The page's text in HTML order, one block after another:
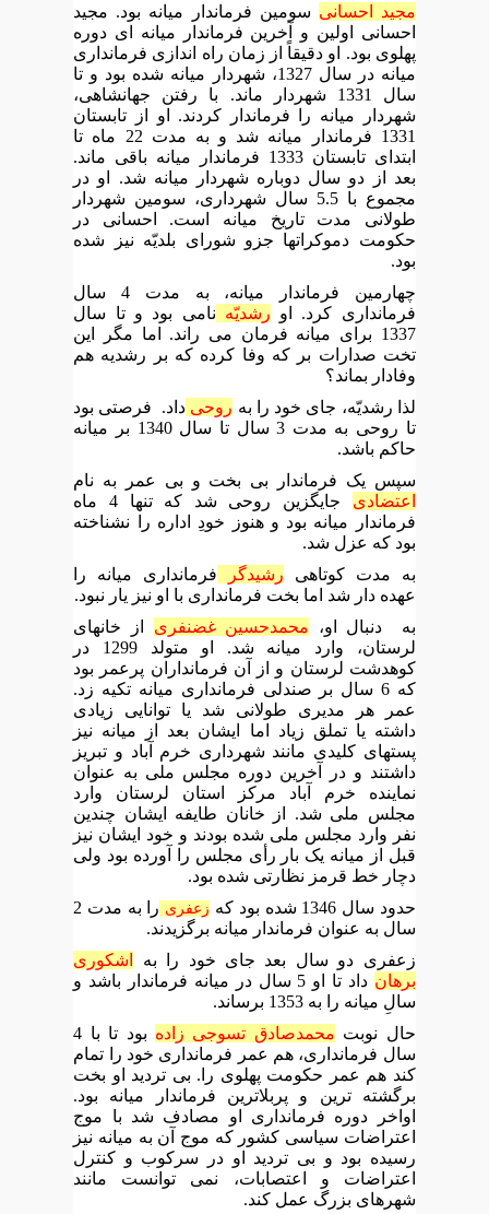
مجید احسانی سومین فرماندار میانه بود. مجید
احسانی اولین و آخرین فرماندار میانه ای دوره
پهلوی بود. او دقیقاً از زمان راه اندازی فرمانداری
میانه در سال 1327، شهردار میانه شده بود و تا
سال 1331 شهردار ماند. با رفتن جهانشاهی،
شهردار میانه را فرماندار کردند. او از تابستان
1331 فرماندار میانه شد و به مدت 22 ماه تا
ابتدای تابستان 1333 فرماندار میانه باقی ماند.
بعد از دو سال دوباره شهردار میانه شد. او در
مجموع با 5.5 سال شهرداری، سومین شهردار
طولانی مدت تاریخ میانه است. احسانی در
حکومت دموکراتها جزو شورای بلدیّه نیز شده
بود.
چهارمین فرماندار میانه، به مدت 4 سال
فرمانداری کرد. او رشدیّه نامی بود و تا سال
1337 برای میانه فرمان می راند. اما مگر این
تخت صدارات بر که وفا کرده که بر رشدیه هم
وفادار بماند؟
لذا رشدیّه، جای خود را به روحیداد. فرصتی بود
تا روحی به مدت 3 سال تا سال 1340 بر میانه
حاکم باشد.
سپس یک فرماندار بی بخت و بی عمر به نام
اعتضادی
جایگزین روحی شد که تنها 4 ماه
فرماندار میانه بود و هنوز خودِ اداره را نشناخته
بود که عزل شد.
به مدت کوتاهی رشیدگر فرمانداری میانه را
عهده دار شد اما بخت فرمانداری با او نیز یار نبود.
به دنبال او، محمدحسین غضنفری از خانهای
لرستان، وارد میانه شد. او متولد 1299 در
کوهدشت لرستان و از آن فرمانداران پرعمر بود
که 6 سال بر صندلی فرمانداری میانه تکیه زد.
عمر هر مدیری طولانی شد یا توانایی زیادی
داشته یا تملق زیاد اما ایشان بعد از میانه نیز
پستهای کلیدی مانند شهرداری خرم آباد و تبریز
داشتند و در آخرین دوره مجلس ملی به عنوان
نماینده خرم آباد مرکز استان لرستان وارد
مجلس ملی شد. از خانان طایفه ایشان چندین
نفر وارد مجلس ملی شده بودند و خود ایشان نیز
قبل از میانه یک بار رأی مجلس را آورده بود ولی
دچار خط قرمز نظارتی شده بود.
حدود سال 1346 شده بود که
زعفری
را به مدت 2
سال به عنوان فرماندار میانه برگزیدند.
زعفری دو سال بعد جای خود را به
اشکوری
برهان
داد تا او 5 سال در میانه فرماندار باشد و
سالِ میانه را به 1353 برساند.
حال نوبت محمدصادق تسوجی زاده
بود تا با 4
سال فرمانداری، هم عمر فرمانداری خود را تمام
کند هم عمر حکومت پهلوی را. بی تردید او بخت
برگشته ترین و پربلاترین فرماندار میانه بود.
اواخر دوره فرمانداری او مصادف شد با موج
اعتراضات سیاسی کشور که موج آن به میانه نیز
رسیده بود و بی تردید او در سرکوب و کنترل
اعتراضات و اعتصابات، نمی توانست مانند
شهرهای بزرگ عمل کند.